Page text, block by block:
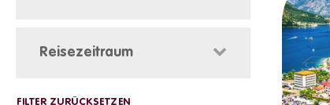
Reisezeitraum